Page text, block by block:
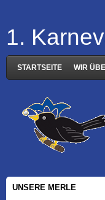
1.
STARTSEITE WIR
UNSERE MERLE